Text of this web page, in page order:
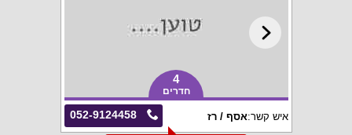
4
חדרים
052-9124458 איש קשר:אסף / רז